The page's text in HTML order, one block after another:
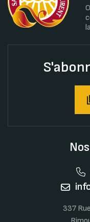
337